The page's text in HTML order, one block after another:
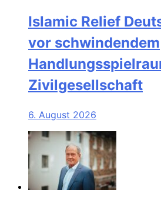
Islamic Relief
vor schwindendem
Zivilgesellschaft
6. August 2026